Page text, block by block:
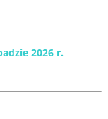
2026 r.